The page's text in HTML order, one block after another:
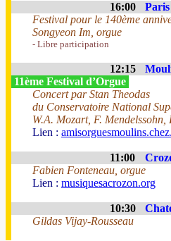
16:00 Paris
Festival pour le 140ème
Songyeon Im, orgue
- Libre participation
12:15
11ème Festival d’Orgue
Concert par Stan Theodas
du Conservatoire National
W.A. Mozart, F.
Lien :
11:00
Fabien Fonteneau, orgue
Lien : musiquesacrozon.org
10:30
Gildas Vijay-Rousseau